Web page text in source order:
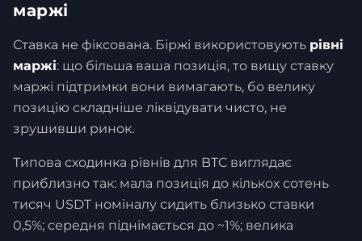
маржі
Ставка не фіксована. Біржі використовують рівні
маржі: що більша ваша позиція, то вищу ставку
маржі підтримки вони вимагають, бо велику
позицію складніше ліквідувати чисто, не
зрушивши ринок.
Типова сходинка рівнів для BTC виглядає
приблизно так: мала позиція до кількох сотень
тисяч USDT номіналу сидить близько ставки
0,5%; середня піднімається до ~1%; велика